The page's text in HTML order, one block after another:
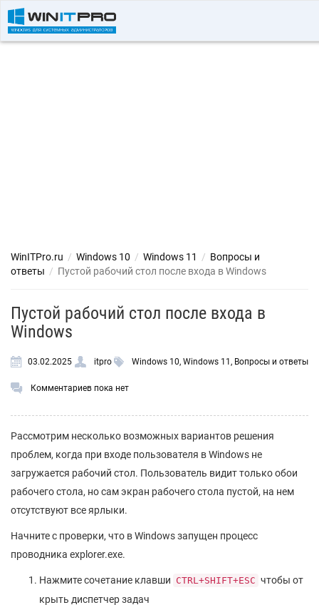
WinITPro.ru / Windows 10 / Windows 11 / Вопросы и
ответы / Пустой рабочий стол после входа в Windows
Пустой рабочий стол после входа в
Windows
03.02.2025 itpro Windows 10, Windows 11 , Вопросы и ответы
Комментариев пока нет
Рассмотрим несколько возможных вариантов решения
проблем, когда при входе пользователя в Windows не
загружается рабочий стол. Пользователь видит только обои
рабочего стола, но сам экран рабочего стола пустой, на нем
отсутствуют все ярлыки.
Начните с проверки, что в Windows запущен процесс
проводника explorer.exe.
Нажмите сочетание клавши CTRL+SHIFT+ESC чтобы от
крыть диспетчер задач